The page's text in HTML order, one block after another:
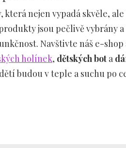
nejen vypadá skvěle, ale
jsou pečlivě vybrány a
Navštivte náš e-
holínek, dětských bot a
budou v teple a suchu po